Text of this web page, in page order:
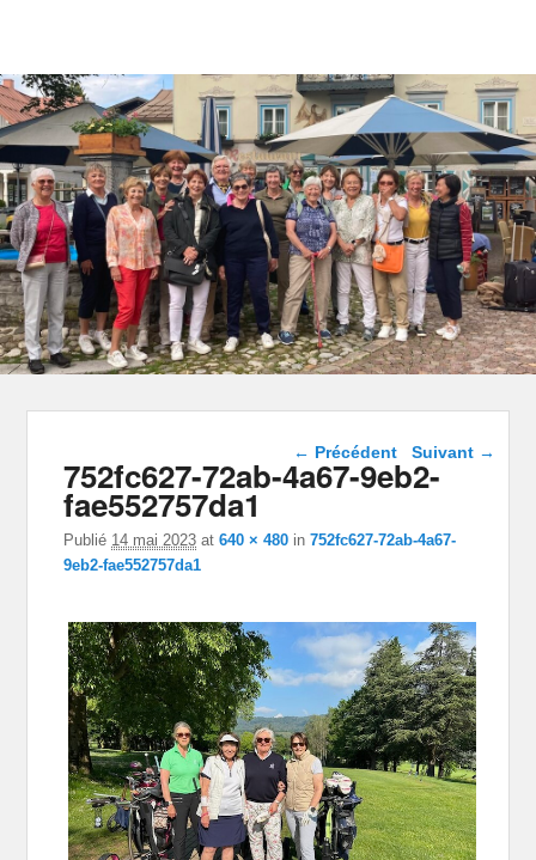
Navigation dans les
← Précédent Suivant →
752fc627-72ab-4a67-9eb2-
fae552757da1
Publié 14 mai 2023 at640 × 480 in752fc627-72ab-4a67-
9eb2-fae552757da1